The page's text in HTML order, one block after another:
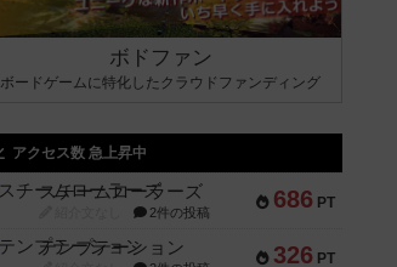
ボドファン
ボードゲームに特化したクラウドファンディング
アクセス数 急上昇中
686 PT
スチームローラーズ
2件の投稿
326 PT
テンプテーション